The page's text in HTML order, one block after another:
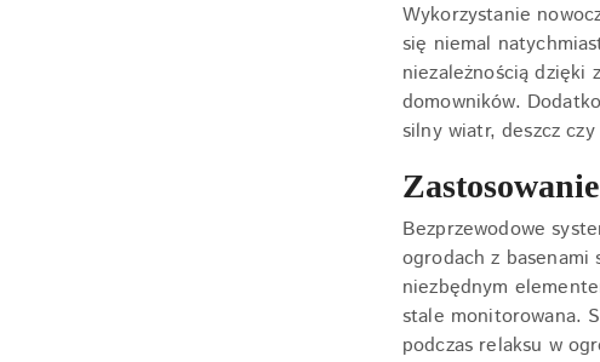
Wykorzystanie
się niemal
niezależnością dzięki
domowników.
silny wiatr, deszcz
Bezprzewodowe
ogrodach z
niezbędnym
stale monitorowana.
podczas relaksu w